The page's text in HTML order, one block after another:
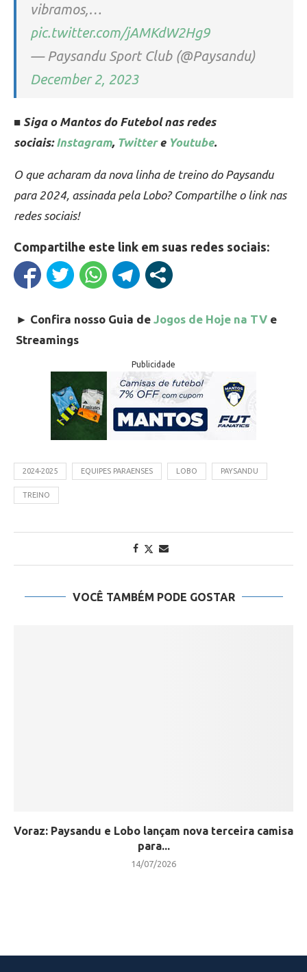
vibramos,…
pic.twitter.com/jAMKdW2Hg9
— Paysandu Sport Club (@Paysandu)
December 2, 2023
■ Siga o Mantos do Futebol nas redes
sociais:Instagram, Twittere Youtube.
O que acharam da nova linha de treino do Paysandu
para 2024, assinada pela Lobo? Compartilhe o link nas
redes sociais!
Compartilhe este link em suas redes sociais:
► Confira nosso Guia de Jogos de Hoje na TV e
Streamings
Publicidade
2024-2025 EQUIPES PARAENSES LOBO PAYSANDU
TREINO
VOCÊ TAMBÉM PODE GOSTAR
Voraz: Paysandu e Lobo lançam nova terceira camisa
para...
14/07/2026